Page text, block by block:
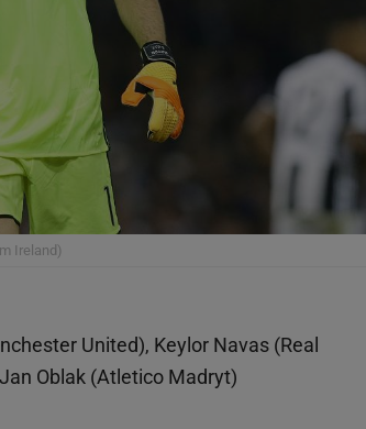
Ireland)
United), Keylor Navas (Real
Oblak (Atletico Madryt)